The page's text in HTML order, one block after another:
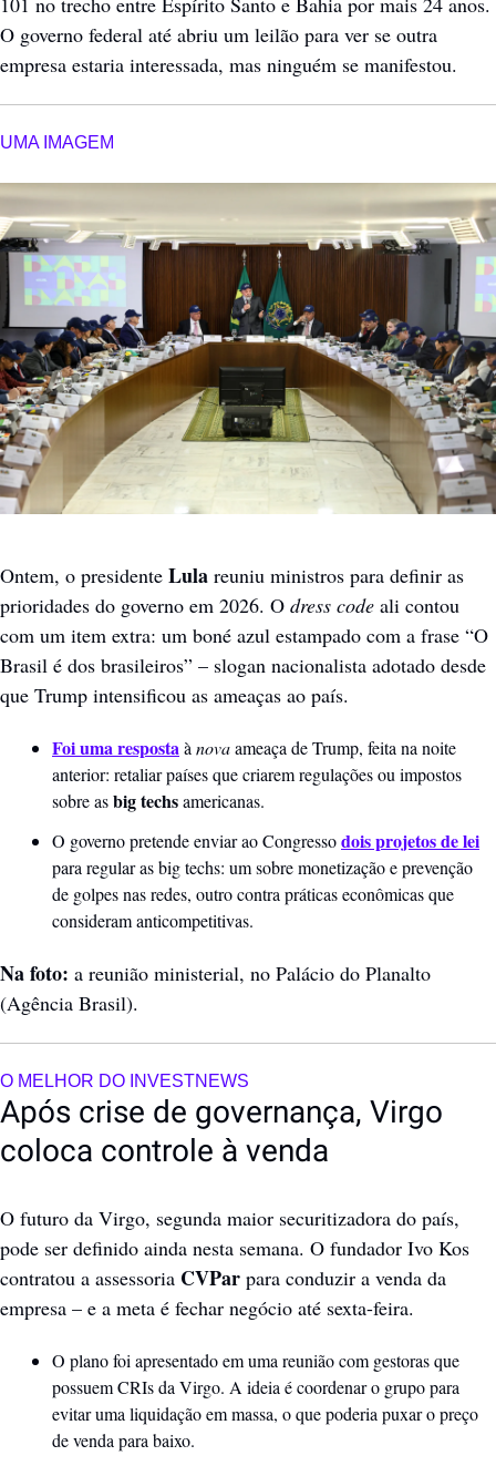
O governo federal até abriu um leilão para ver se outra
empresa estaria interessada, mas ninguém se manifestou.
UMA IMAGEM
Ontem, o presidente Lula reuniu ministros para definir as
prioridades do governo em 2026. O dress code ali contou
com um item extra: um boné azul estampado com a frase “O
Brasil é dos brasileiros” – slogan nacionalista adotado desde
que Trump intensificou as ameaças ao país.
Foi uma resposta à nova ameaça de Trump, feita na noite
anterior: retaliar países que criarem regulações ou impostos
sobre as big techs americanas.
O governo pretende enviar ao Congresso dois projetos de lei
para regular as big techs: um sobre monetização e prevenção
de golpes nas redes, outro contra práticas econômicas que
consideram anticompetitivas.
Na foto: a reunião ministerial, no Palácio do Planalto
(Agência Brasil).
O MELHOR DO INVESTNEWS
Após crise de governança, Virgo
coloca controle à venda
O futuro da Virgo, segunda maior securitizadora do país,
pode ser definido ainda nesta semana. O fundador Ivo Kos
contratou a assessoria CVPar para conduzir a venda da
empresa – e a meta é fechar negócio até sexta-feira.
O plano foi apresentado em uma reunião com gestoras que
possuem CRIs da Virgo. A ideia é coordenar o grupo para
evitar uma liquidação em massa, o que poderia puxar o preço
de venda para baixo.